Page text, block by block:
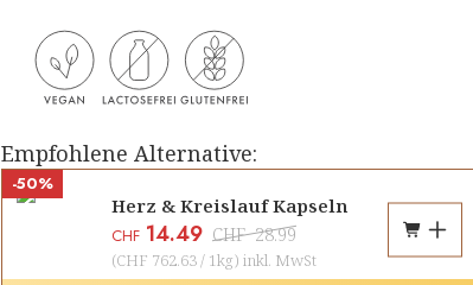
Empfohlene Alternative:
-50%
Herz & Kreislauf Kapseln
CHF 14.49 CHF 28.99
(CHF 762.63/ 1kg) inkl. MwSt